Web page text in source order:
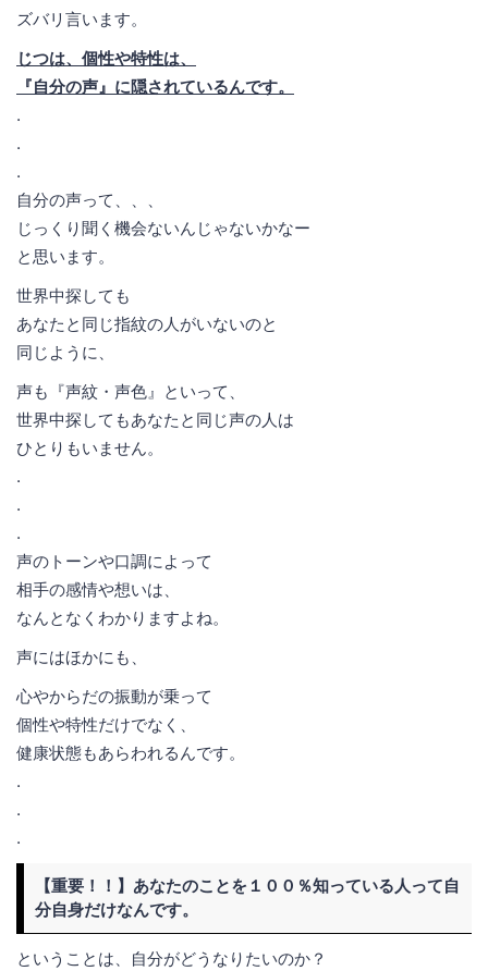
ズバリ言います。
じつは、個性や特性は、
『自分の声』に隠されているんです。
.
.
.
自分の声って、、、
じっくり聞く機会ないんじゃないかなー
と思います。
世界中探しても
あなたと同じ指紋の人がいないのと
同じように、
声も『声紋・声色』といって、
世界中探してもあなたと同じ声の人は
ひとりもいません。
.
.
.
声のトーンや口調によって
相手の感情や想いは、
なんとなくわかりますよね。
声にはほかにも、
心やからだの振動が乗って
個性や特性だけでなく、
健康状態もあらわれるんです。
.
.
.
【重要！！】あなたのことを１００％知っている人って自
分自身だけなんです。
ということは、自分がどうなりたいのか？